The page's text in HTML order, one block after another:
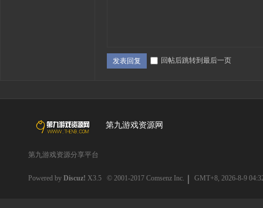
发表回复 回帖后跳转到最后一页
第九游戏资源网
第九游戏资源分享平台
Powered by Discuz! X3.5 © 2001-2017 Comsenz Inc. GMT+8, 2026-8-9